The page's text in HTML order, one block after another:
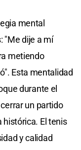
mental
"Me dije a mí
metiendo
Esta mentalidad
durante el
un partido
histórica. El tenis
y calidad